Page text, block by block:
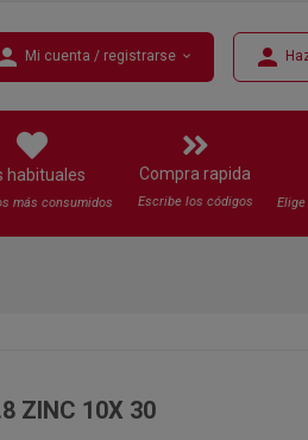
Mi cuenta / registrarse expand_more person
habituales
más consumidos
Compra rapida
Escribe los códigos
ZINC 10X 30